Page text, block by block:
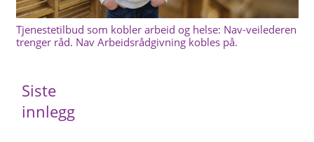
Tjenestetilbud som kobler arbeid og helse: Nav-veilederen
trenger råd. Nav Arbeidsrådgivning kobles på.
Siste
innlegg